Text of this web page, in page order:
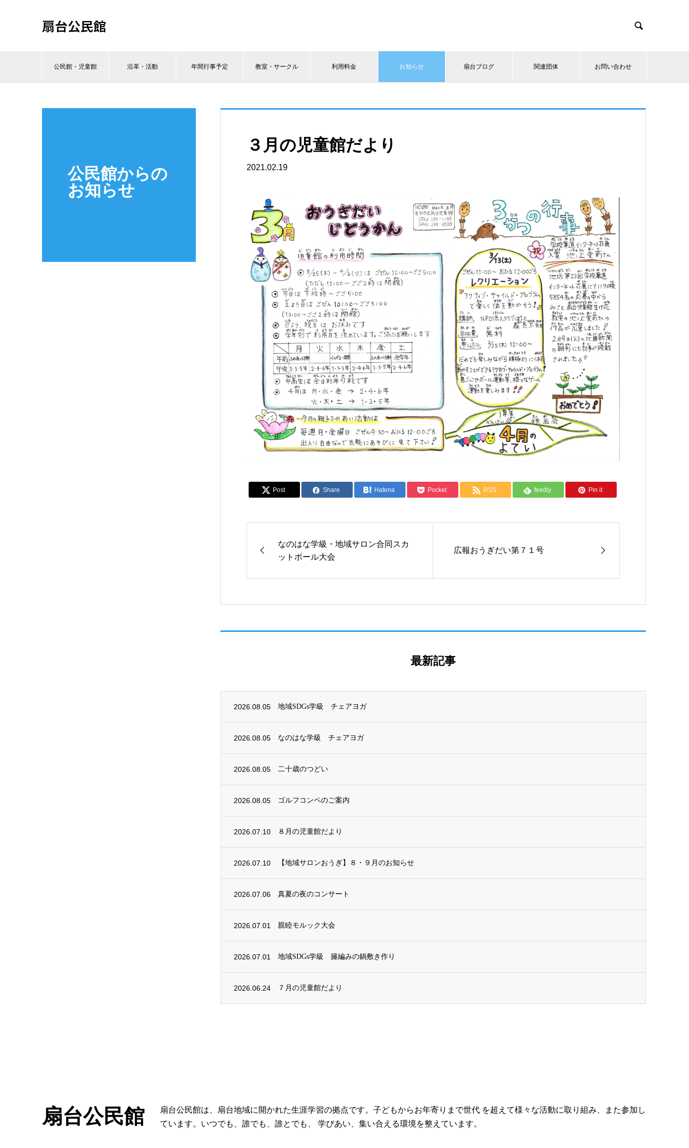
扇台公民館 
公民館・児童館 沿革・活動 年間行事予定 教室・サークル 利用料金 お知らせ 扇台ブログ 関連団体 お問い合わせ
公民館からの
お知らせ
３月の児童館だより
2021.02.19
Post Share Hatena Pocket RSS feedly Pin it
なのはな学級・地域サロン合同スカ
ットボール大会
広報おうぎだい第７１号
最新記事
2026.08.05 地域SDGs学級 チェアヨガ
2026.08.05 なのはな学級 チェアヨガ
2026.08.05 二十歳のつどい
2026.08.05 ゴルフコンペのご案内
2026.07.10 ８月の児童館だより
2026.07.10 【地域サロンおうぎ】８・９月のお知らせ
2026.07.06 真夏の夜のコンサート
2026.07.01 親睦モルック大会
2026.07.01 地域SDGs学級 籐編みの鍋敷き作り
2026.06.24 ７月の児童館だより
扇台公民館
扇台公民館は、扇台地域に開かれた生涯学習の拠点です。子どもからお年寄りまで世代 を超えて様々な活動に取り組み、また参加し
ています。いつでも、誰でも、誰とでも、 学びあい、集い合える環境を整えています。